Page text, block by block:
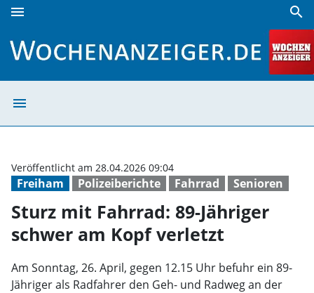
menu search
menu
Freiham Polizeiberichte Fahrrad Senioren
Veröffentlicht am 28.04.2026 09:04
Sturz mit Fahrrad: 89-Jähriger
schwer am Kopf verletzt
Am Sonntag, 26. April, gegen 12.15 Uhr befuhr ein 89-
Jähriger als Radfahrer den Geh- und Radweg an der